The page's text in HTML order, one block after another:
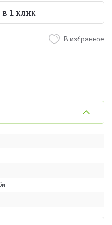
1 клик
В избранное